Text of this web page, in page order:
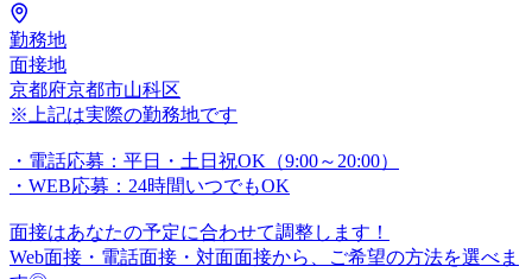
勤務地
面接地
京都府京都市山科区
※上記は実際の勤務地です
・電話応募：平日・土日祝OK（9:00～20:00）
・WEB応募：24時間いつでもOK
面接はあなたの予定に合わせて調整します！
Web面接・電話面接・対面面接から、ご希望の方法を選べま